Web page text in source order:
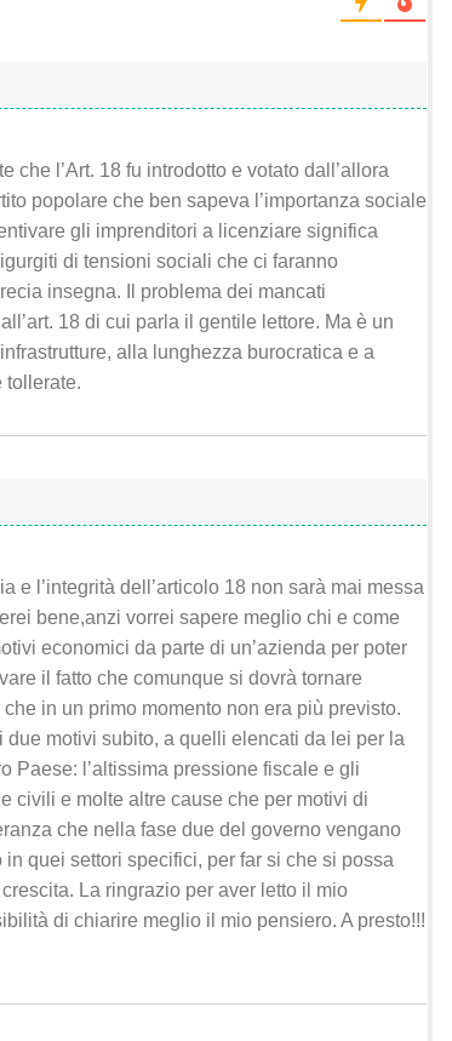
che l’Art. 18 fu introdotto e votato dall’allora
popolare che ben sapeva l’importanza sociale
gli imprenditori a licenziare significa
di tensioni sociali che ci faranno
insegna. Il problema dei mancati
18 di cui parla il gentile lettore. Ma è un
alla lunghezza burocratica e a
tollerate.
e l’integrità dell’articolo 18 non sarà mai messa
bene,anzi vorrei sapere meglio chi e come
economici da parte di un’azienda per poter
il fatto che comunque si dovrà tornare
in un primo momento non era più previsto.
motivi subito, a quelli elencati da lei per la
Paese: l’altissima pressione fiscale e gli
civili e molte altre cause che per motivi di
che nella fase due del governo vengano
quei settori specifici, per far si che si possa
La ringrazio per aver letto il mio
di chiarire meglio il mio pensiero. A presto!!!